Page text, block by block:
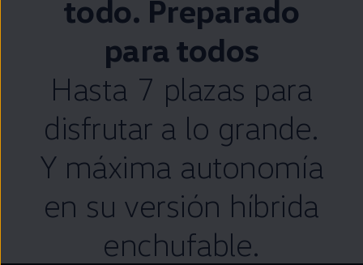
todo. Preparado
para todos
Hasta 7 plazas para
disfrutar a lo grande.
Y máxima autonomía
en su versión híbrida
enchufable.